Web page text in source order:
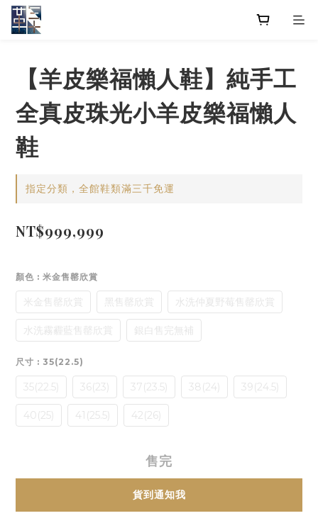
【羊皮樂福懶人鞋】純手工
全真皮珠光小羊皮樂福懶人
鞋
指定分類，全館鞋類滿三千免運
NT$999,999
顏色 : 米金售罄欣賞
米金售罄欣賞 黑售罄欣賞 水洗仲夏野莓售罄欣賞
水洗霧霾藍售罄欣賞 銀白售完無補
尺寸 : 35(22.5)
35(22.5) 36(23) 37(23.5) 38(24) 39(24.5)
40(25) 41(25.5) 42(26)
售完
貨到通知我